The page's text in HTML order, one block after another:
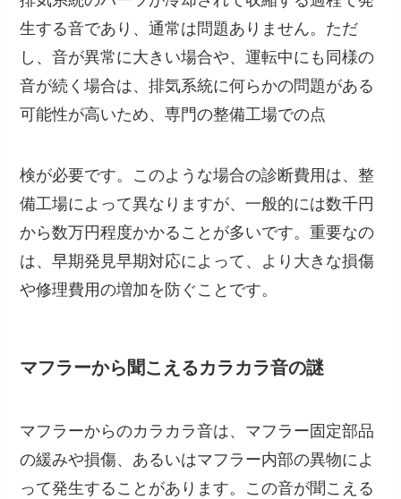
生する音であり、通常は問題ありません。ただ
し、音が異常に大きい場合や、運転中にも同様の
音が続く場合は、排気系統に何らかの問題がある
可能性が高いため、専門の整備工場での点
検が必要です。このような場合の診断費用は、整
備工場によって異なりますが、一般的には数千円
から数万円程度かかることが多いです。重要なの
は、早期発見早期対応によって、より大きな損傷
や修理費用の増加を防ぐことです。
マフラーから聞こえるカラカラ音の謎
マフラーからのカラカラ音は、マフラー固定部品
の緩みや損傷、あるいはマフラー内部の異物によ
って発生することがあります。この音が聞こえる